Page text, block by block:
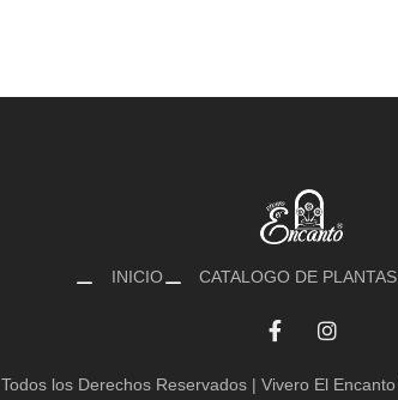
INICIO CATALOGO DE PLANTAS
Todos los Derechos Reservados | Vivero El Encanto